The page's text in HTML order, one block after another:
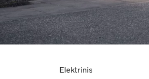
Elektrinis